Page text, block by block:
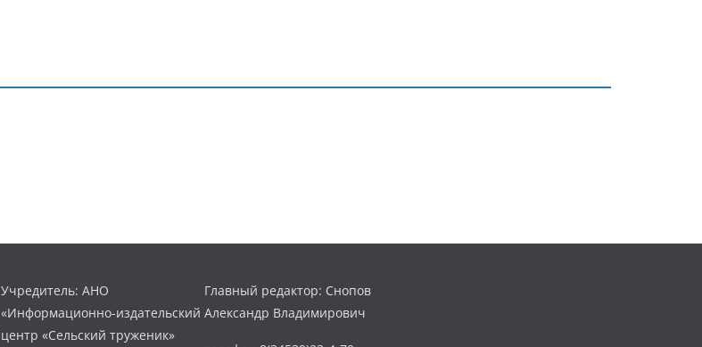
Учредитель: АНО
«Информационно-издательский
центр «Сельский труженик»
Главный редактор: Снопов
Александр Владимирович